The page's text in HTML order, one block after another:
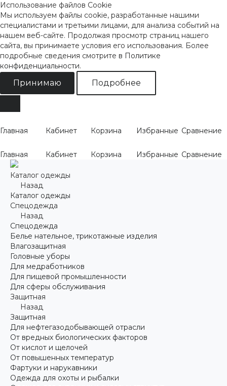
Использование файлов Cookie
Мы используем файлы cookie, разработанные нашими
специалистами и третьими лицами, для анализа событий на
нашем веб-сайте. Продолжая просмотр страниц нашего
сайта, вы принимаете условия его использования. Более
подробные сведения смотрите в Политике
конфиденциальности.
Принимаю Подробнее
Главная Кабинет Корзина Избранные Сравнение
Главная Кабинет Корзина Избранные Сравнение
Каталог одежды
Назад
Каталог одежды
Спецодежда
Назад
Спецодежда
Белье нательное, трикотажные изделия
Влагозащитная
Головные уборы
Для медработников
Для пищевой промышленности
Для сферы обслуживания
Защитная
Назад
Защитная
Для нефтегазодобывающей отрасли
От вредных биологических факторов
От кислот и щелочей
От повышенных температур
Фартуки и нарукавники
Одежда для охоты и рыбалки